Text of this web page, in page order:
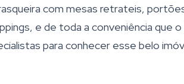
com mesas retrateis,
e de toda a conveniência que o
para conhecer esse belo